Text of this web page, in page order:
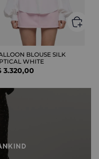
BLOUSE SILK
WHITE
3.320,00